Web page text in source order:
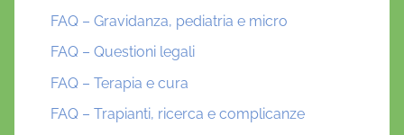
FAQ – Gravidanza, pediatria e micro
FAQ – Questioni legali
FAQ – Terapia e cura
FAQ – Trapianti, ricerca e complicanze